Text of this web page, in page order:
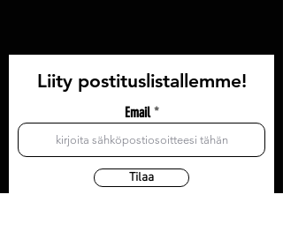
Liity postituslistallemme!
Email
Tilaa